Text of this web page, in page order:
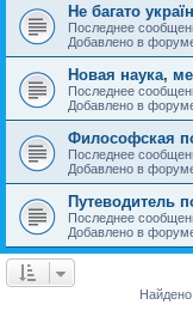
Не багато
Последнее
Добавлено в
Новая наука,
Последнее
Добавлено в
Философская
Последнее
Добавлено в
Путеводитель
Последнее
Добавлено в
Найдено